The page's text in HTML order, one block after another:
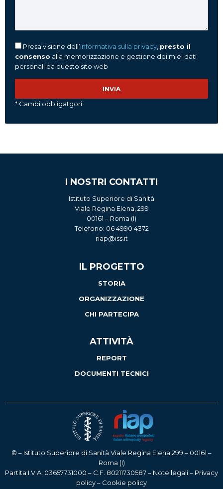
Presa visione dell’informativa sulla privacy presto il
consenso alla memorizzazione e gestione dei miei dati
personali da questo sito web
* Cambi obbligatgori
I NOSTRI CONTATTI
Istituto Superiore di Sanità
Viale Regina Elena, 299
00161 – Roma (I)
Telefono: 06 4990 4372
riap@iss.it
IL PROGETTO
STORIA
ORGANIZZAZIONE
CHI PARTECIPA
ATTIVITÀ
REPORT
DOCUMENTI TECNICI
© – Istituto Superiore di Sanità Viale Regina Elena 299 – 00161 –
Roma (I)
Partita I.V.A. 03657731000 – C.F. 80211730587 – Note legali– Privacy
policy– Cookie policy